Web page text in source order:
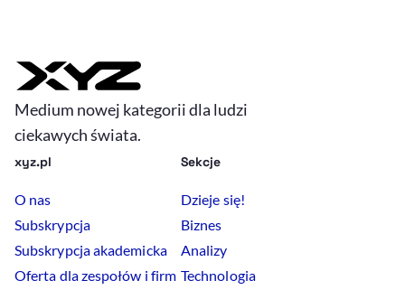
Medium nowej kategorii dla ludzi
ciekawych świata.
xyz.pl
O nas
Subskrypcja
Subskrypcja akademicka
Oferta dla zespołów i firm
Sekcje
Dzieje się!
Biznes
Analizy
Technologia